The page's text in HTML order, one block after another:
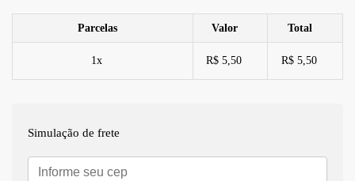
Parcelas Valor Total
1x R$ 5,50 R$ 5,50
Simulação de frete